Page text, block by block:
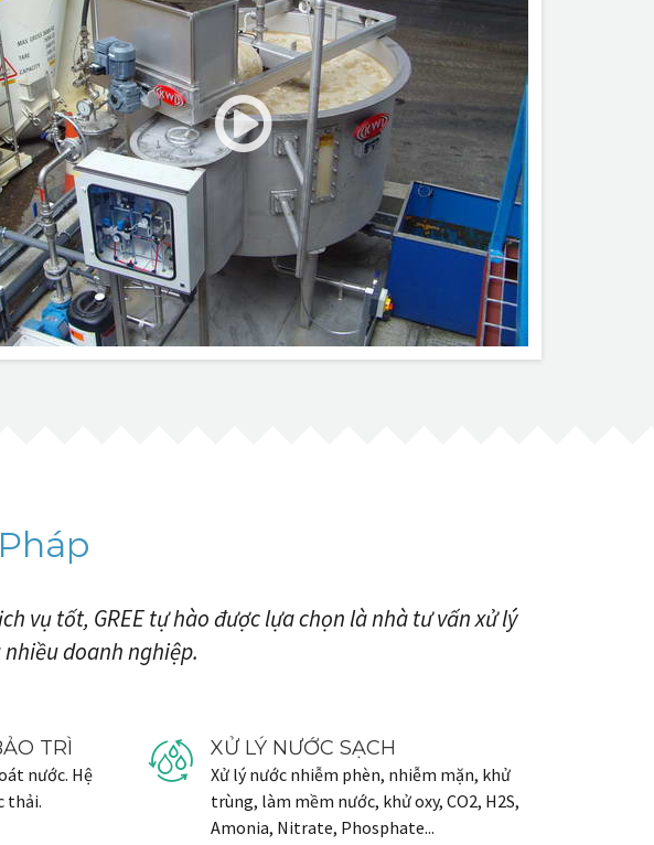
vụ tốt, GREE tự hào được lựa chọn là nhà tư vấn xử lý
doanh nghiệp.
TRÌ
nước. Hệ
thải.
XỬ LÝ NƯỚC SẠCH
Xử lý nước nhiễm phèn, nhiễm mặn, khử
trùng, làm mềm nước, khử oxy, CO2, H2S,
Amonia, Nitrate, Phosphate...